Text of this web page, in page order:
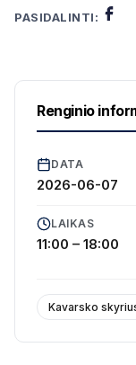
PASIDALINTI:
Renginio
DATA
2026-06-07
LAIKAS
11:00 – 18:00
Kavarsko